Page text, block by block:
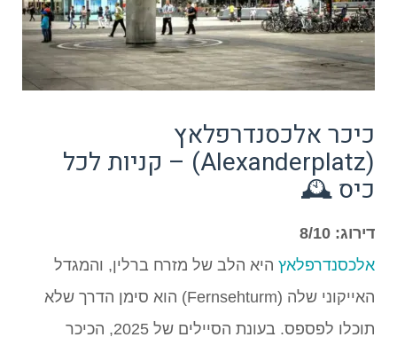
כיכר אלכסנדרפלאץ
(Alexanderplatz) – קניות לכל
כיס 🕰️
דירוג: 8/10
אלכסנדרפלאץ היא הלב של מזרח ברלין, והמגדל
האייקוני שלה (Fernsehturm) הוא סימן הדרך שלא
תוכלו לפספס. בעונת הסיילים של 2025, הכיכר